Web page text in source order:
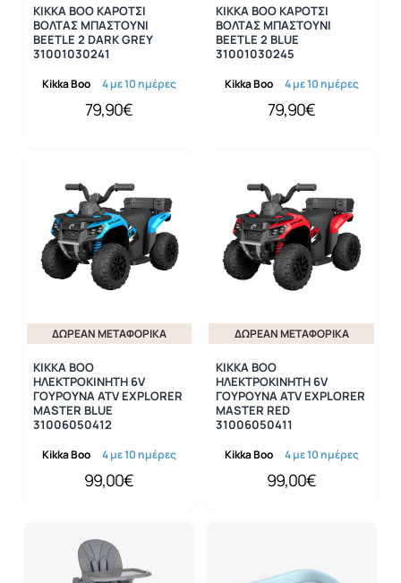
Kikka Boo 4 με 10 ημέρες
KIKKA BOO ΚΑΡΟΤΣΙ
ΒΟΛΤΑΣ ΜΠΑΣΤΟΥΝΙ
BEETLE 2 DARK GREY
31001030241
79,90€
Kikka Boo 4 με 10 ημέρες
KIKKA BOO ΚΑΡΟΤΣΙ
ΒΟΛΤΑΣ ΜΠΑΣΤΟΥΝΙ
BEETLE 2 BLUE
31001030245
79,90€
ΔΩΡΕΆΝ ΜΕΤΑΦΟΡΙΚΆ
Kikka Boo 4 με 10 ημέρες
KIKKA BOO
ΗΛΕΚΤΡΟΚΙΝΗΤΗ 6V
ΓΟΥΡΟΥΝΑ ATV EXPLORER
MASTER BLUE
31006050412
99,00€
ΔΩΡΕΆΝ ΜΕΤΑΦΟΡΙΚΆ
Kikka Boo 4 με 10 ημέρες
KIKKA BOO
ΗΛΕΚΤΡΟΚΙΝΗΤΗ 6V
ΓΟΥΡΟΥΝΑ ATV EXPLORER
MASTER RED
31006050411
99,00€